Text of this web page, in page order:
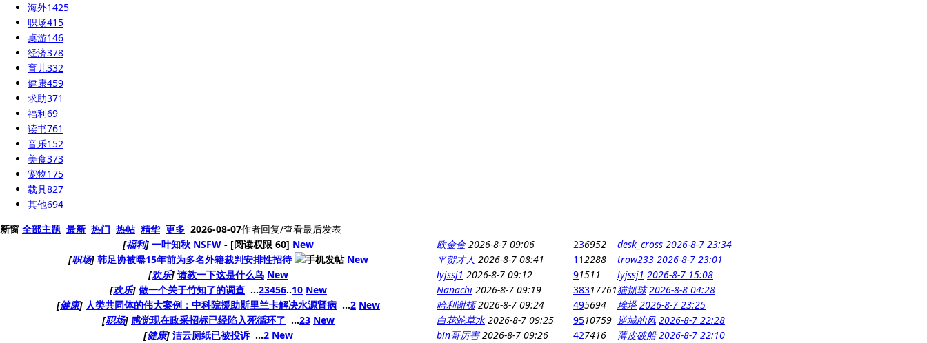
海外1425
职场415
桌游146
经济378
育儿332
健康459
求助371
福利69
读书761
音乐152
美食373
宠物175
载具827
其他694
新窗 全部主题 最新 热门 热帖 精华 更多 2026-08-07作者回复/查看最后发表
[福利] 一叶知秋 NSFW - [阅读权限 60] New 欧金金 2026-8-7 09:06 236952 desk_cross 2026-8-7 23:34
[职场] 韩足协被曝15年前为多名外籍裁判安排性招待 New 平贺才人 2026-8-7 08:41 112288 trow233 2026-8-7 23:01
[欢乐] 请教一下这是什么鸟 New lyjssj1 2026-8-7 09:12 91511 lyjssj1 2026-8-7 15:08
[欢乐] 做一个关于竹知了的调查 ...23456..10 New Nanachi 2026-8-7 09:19 38317761猫抓球 2026-8-8 04:28
[健康] 人类共同体的伟大案例：中科院援助斯里兰卡解决水源肾病 ...2 New 哈利谢顿 2026-8-7 09:24 495694 埃塔 2026-8-7 23:25
[职场] 感觉现在政采招标已经陷入死循环了 ...23 New 白花蛇草水 2026-8-7 09:25 9510759 逆城的风 2026-8-7 22:28
[健康] 洁云厕纸已被投诉 ...2 New bin哥厉害 2026-8-7 09:26 427416 薄皮破船 2026-8-7 22:10